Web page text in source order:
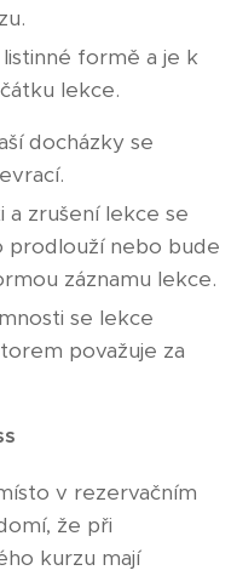
formě a je k
lekce.
docházky se
zrušení lekce se
prodlouží nebo bude
záznamu lekce.
se lekce
považuje za
v rezervačním
že při
kurzu mají